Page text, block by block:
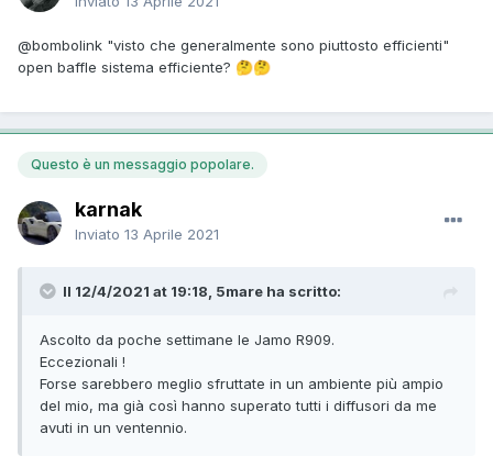
@bombolink "visto che generalmente sono piuttosto efficienti"
open baffle sistema efficiente? 🤔🤔
Questo è un messaggio popolare.
karnak
Inviato 13 Aprile 2021
Il 12/4/2021 at 19:18, 5mare ha scritto:
Ascolto da poche settimane le Jamo R909.
Eccezionali !
Forse sarebbero meglio sfruttate in un ambiente più ampio
del mio, ma già così hanno superato tutti i diffusori da me
avuti in un ventennio.